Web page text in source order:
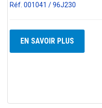
Réf. 001041 / 96J230
EN SAVOIR PLUS